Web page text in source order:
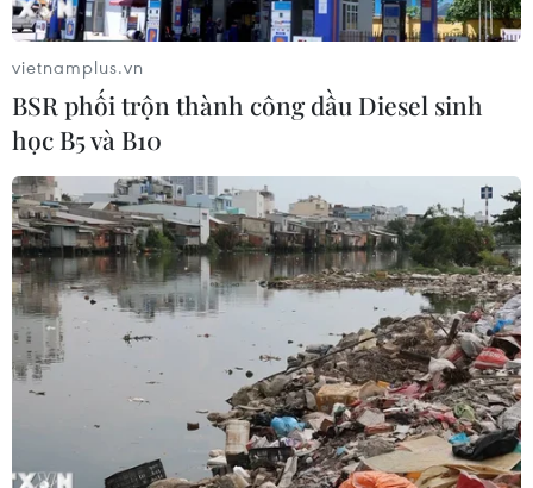
Chủ tịch Hạ viện Mỹ đặt hạn chót để đạt
thỏa thuận gói hỗ trợ COVID-19
19/10/2020 00:12
Chủ tịch Hạ viện Mỹ Nancy Pelosi đã đưa ra thời hạn
48 giờ để đạt được thỏa thuận với Nhà Trắng về gói hỗ
trợ dịch COVID-19.
vietnamplus.vn
BSR phối trộn thành công dầu Diesel sinh
học B5 và B10